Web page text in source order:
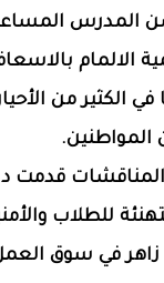
المدرس
الالمام
الكثير من
المواطنين.
قدمت د
للطلاب
في سوق